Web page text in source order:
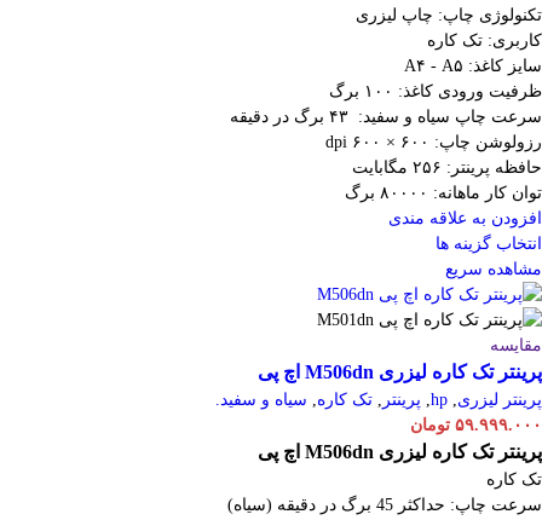
تکنولوژی چاپ: چاپ لیزری
کاربری: تک کاره
سایز کاغذ: A۴ - A۵
ظرفیت ورودی کاغذ: ۱۰۰ برگ
سرعت چاپ سیاه و سفید: ۴۳ برگ در دقیقه
رزولوشن چاپ: ۶۰۰ × ۶۰۰ dpi
حافظه پرینتر: ۲۵۶ مگابایت
توان کار ماهانه: ۸۰۰۰۰ برگ
افزودن به علاقه مندی
انتخاب گزینه ها
مشاهده سریع
مقایسه
پرینتر تک کاره لیزری M506dn اچ پی
پرینتر لیزری,
hp
, پرینتر , تک کاره, سیاه و سفید.
۵۹.۹۹۹.۰۰۰ تومان
پرینتر تک کاره لیزری M506dn اچ پی
تک کاره
سرعت چاپ: حداکثر 45 برگ در دقیقه (سیاه)